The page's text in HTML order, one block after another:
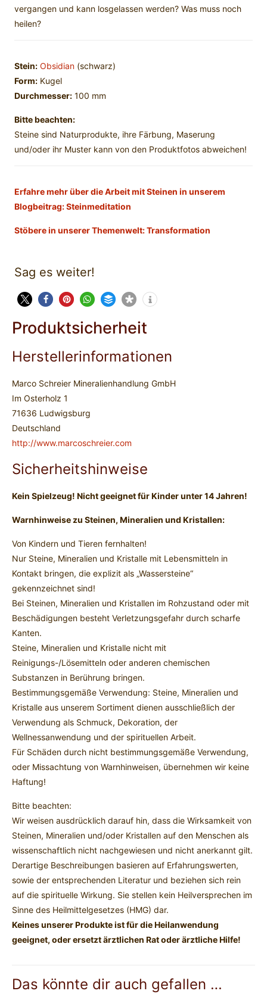
vergangen und kann losgelassen werden? Was muss noch
heilen?
Stein: Obsidian (schwarz)
Form: Kugel
Durchmesser: 100 mm
Bitte beachten:
Steine sind Naturprodukte, ihre Färbung, Maserung
und/oder ihr Muster kann von den Produktfotos abweichen!
Erfahre mehr über die Arbeit mit Steinen in unserem
Blogbeitrag: Steinmeditation
Stöbere in unserer Themenwelt: Transformation
Sag es weiter!
Produktsicherheit
Herstellerinformationen
Marco Schreier Mineralienhandlung GmbH
Im Osterholz 1
71636 Ludwigsburg
Deutschland
http://www.marcoschreier.com
Sicherheitshinweise
Kein Spielzeug! Nicht geeignet für Kinder unter 14 Jahren!
Warnhinweise zu Steinen, Mineralien und Kristallen:
Von Kindern und Tieren fernhalten!
Nur Steine, Mineralien und Kristalle mit Lebensmitteln in
Kontakt bringen, die explizit als „Wassersteine“
gekennzeichnet sind!
Bei Steinen, Mineralien und Kristallen im Rohzustand oder mit
Beschädigungen besteht Verletzungsgefahr durch scharfe
Kanten.
Steine, Mineralien und Kristalle nicht mit
Reinigungs-/Lösemitteln oder anderen chemischen
Substanzen in Berührung bringen.
Bestimmungsgemäße Verwendung: Steine, Mineralien und
Kristalle aus unserem Sortiment dienen ausschließlich der
Verwendung als Schmuck, Dekoration, der
Wellnessanwendung und der spirituellen Arbeit.
Für Schäden durch nicht bestimmungsgemäße Verwendung,
oder Missachtung von Warnhinweisen, übernehmen wir keine
Haftung!
Bitte beachten:
Wir weisen ausdrücklich darauf hin, dass die Wirksamkeit von
Steinen, Mineralien und/oder Kristallen auf den Menschen als
wissenschaftlich nicht nachgewiesen und nicht anerkannt gilt.
Derartige Beschreibungen basieren auf Erfahrungswerten,
sowie der entsprechenden Literatur und beziehen sich rein
auf die spirituelle Wirkung. Sie stellen kein Heilversprechen im
Sinne des Heilmittelgesetzes (HMG) dar.
Keines unserer Produkte ist für die Heilanwendung
geeignet, oder ersetzt ärztlichen Rat oder ärztliche Hilfe!
Das könnte dir auch gefallen …